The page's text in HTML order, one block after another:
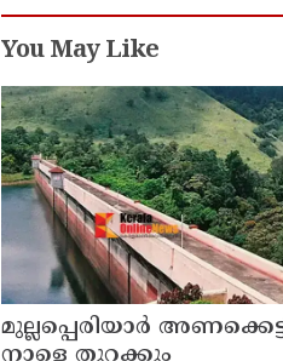
ബാലഗോപാൽ
You May Like
മുല്ലപ്പെരിയാർ